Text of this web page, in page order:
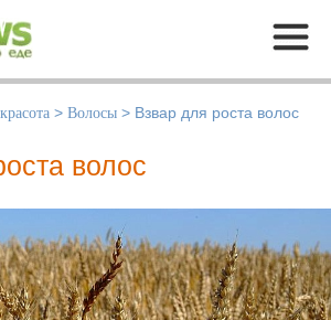
Меню
> Волосы > Взвар для роста волос
волос